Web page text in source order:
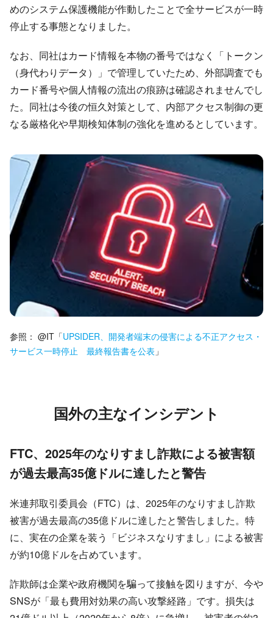
めのシステム保護機能が作動したことで全サービスが一時
停止する事態となりました。
なお、同社はカード情報を本物の番号ではなく「トークン
（身代わりデータ）」で管理していたため、外部調査でも
カード番号や個人情報の流出の痕跡は確認されませんでし
た。同社は今後の恒久対策として、内部アクセス制御の更
なる厳格化や早期検知体制の強化を進めるとしています。
参照： @IT 「UPSIDER、開発者端末の侵害による不正アクセス・
サービス一時停止 最終報告書を公表 」
国外の主なインシデント
FTC、2025年のなりすまし詐欺による被害額
が過去最高35億ドルに達したと警告
米連邦取引委員会（FTC）は、2025年のなりすまし詐欺
被害が過去最高の35億ドルに達したと警告しました。特
に、実在の企業を装う「ビジネスなりすまし」による被害
が約10億ドルを占めています。
詐欺師は企業や政府機関を騙って接触を図りますが、今や
SNSが「最も費用対効果の高い攻撃経路」です。損失は